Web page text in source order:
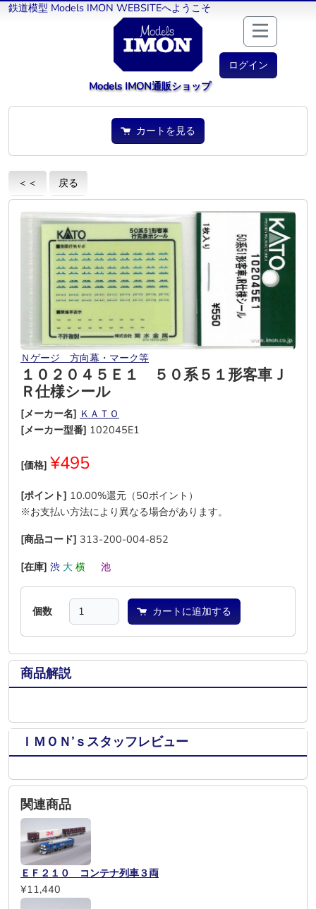
鉄道模型 Models IMON WEBSITEへようこそ
ログイン
Models IMON通販ショップ
カートを見る
＜＜ 戻る
Ｎゲージ 方向幕・マーク等
１０２０４５Ｅ１ ５０系５１形客車Ｊ
Ｒ仕様シール
[メーカー名] ＫＡＴＯ
[メーカー型番] 102045E1
[価格] ¥495
[ポイント] 10.00%還元（50ポイント）
※お支払い方法により異なる場合があります。
[商品コード] 313-200-004-852
[在庫] 渋 大 横 池
個数 カートに追加する
商品解説
ＩＭＯＮ’ｓスタッフレビュー
関連商品
ＥＦ２１０ コンテナ列車３両
¥11,440